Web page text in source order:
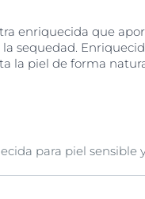
enriquecida que
sequedad.
la piel de forma
para piel sensible